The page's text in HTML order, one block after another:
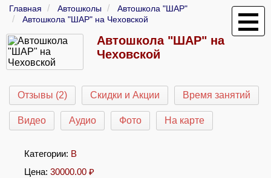
Главная Автошколы
Автошкола "ШАР"
Автошкола "ШАР" на Чеховской
Автошкола "ШАР" на
Чеховской
Отзывы (2) Скидки и Акции Время занятий
Видео Аудио Фото На карте
Категории: B
Цена: 30000.00 ₽